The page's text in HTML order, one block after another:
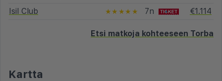
Isil Club
★★★★★ 7n €1.114
Etsi matkoja kohteeseen Torba
Kartta